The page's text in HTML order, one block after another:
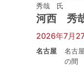
秀哉 氏
河西 秀
2026年7月
名古屋
名古
の間